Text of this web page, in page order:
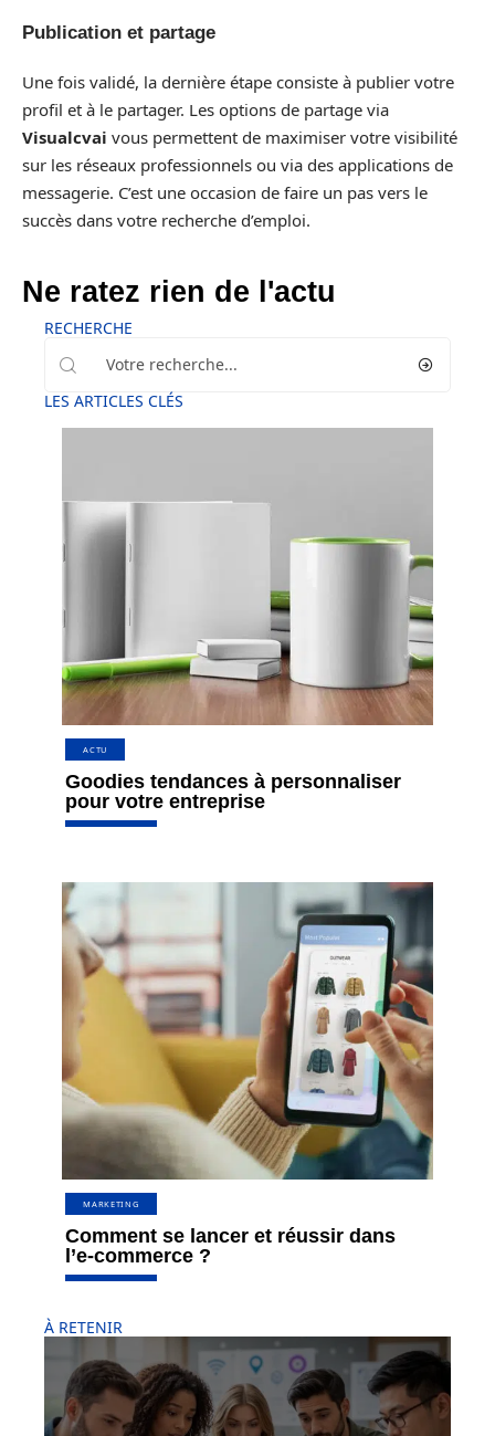
Publication et partage
Une fois validé, la dernière étape consiste à publier votre
profil et à le partager. Les options de partage via
Visualcvai vous permettent de maximiser votre visibilité
sur les réseaux professionnels ou via des applications de
messagerie. C’est une occasion de faire un pas vers le
succès dans votre recherche d’emploi.
Ne ratez rien de l'actu
RECHERCHE
LES ARTICLES CLÉS
ACTU
Goodies tendances à personnaliser
pour votre entreprise
MARKETING
Comment se lancer et réussir dans
l’e-commerce ?
À RETENIR